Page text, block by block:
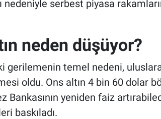
nedeniyle serbest piyasa
neden düşüyor?
gerilemenin temel nedeni,
oldu. Ons altın 4 bin 60 dolar
Bankasının yeniden faiz
baskıladı.